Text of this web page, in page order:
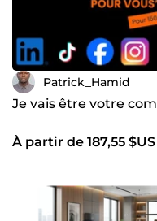
Patrick_Hamid
Je vais être votre
À partir de 187,55 $US